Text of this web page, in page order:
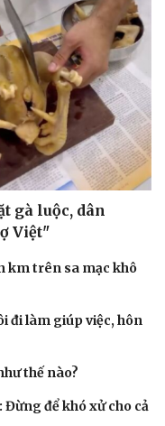
điệu
Công nghệ
nghiệm
đổi số
gà luộc, dân
Việt"
km trên sa mạc khô
đi làm giúp việc, hôn
thế nào?
Đừng để khó xử cho cả